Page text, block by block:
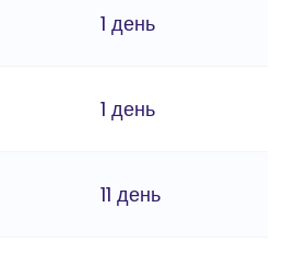
1 день
1 день
11 день